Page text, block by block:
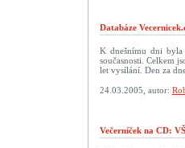
Databáze
K dnešnímu dni byla
současnosti. Celkem
let vysílání. Den za
24.03.2005, autor:
Večerníček na CD: